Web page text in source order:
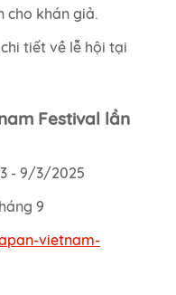
cho khán giả.
tiết về lễ hội tại
Festival lần
- 9/3/2025
9
vietnam-